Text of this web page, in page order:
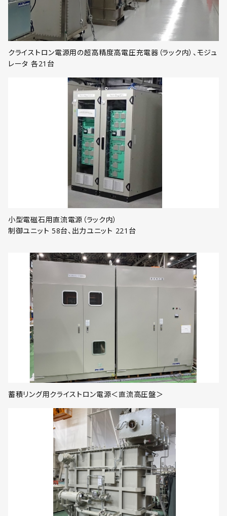
クライストロン電源用の超高精度高電圧充電器（ラック内）、モジュ
レータ 各21台
小型電磁石用直流電源（ラック内）
制御ユニット 58台、出力ユニット 221台
蓄積リング用クライストロン電源＜直流高圧盤＞